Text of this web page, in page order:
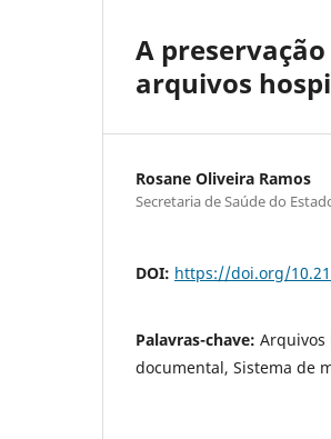
A
arquivos
Rosane Oliveira Ramos
Secretaria de Saúde do
DOI: https://doi.org/
Palavras-chave: Arquivos
documental, Sistema de